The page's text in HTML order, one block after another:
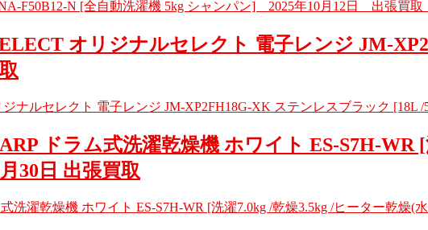
NA-F50B12-N [全自動洗濯機 5kg シャンパン] 2025年10月12日 出張買
オリジナルセレクト 電子レンジ JM-
ナルセレクト 電子レンジ JM-XP2FH18G-XK ステンレスブラック
ドラム式洗濯乾燥機 ホワイト ES-S7H-WR
30日 出張買取
洗濯乾燥機 ホワイト ES-S7H-WR [洗濯7.0kg /乾燥3.5kg /ヒーター乾